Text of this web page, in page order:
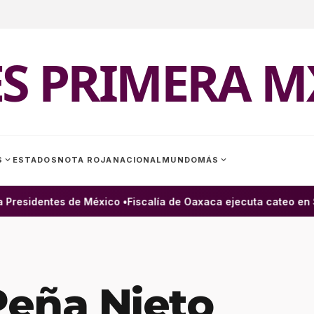
PRIMERA
expand_more ESTADOS NOTA ROJA NACIONAL MUNDOMÁS expand_more
de México •Fiscalía de Oaxaca ejecuta cateo en